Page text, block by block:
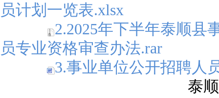
员计划一览表.xlsx
2.2025年下半年泰顺县
员专业资格审查办法.rar
3.事业单位公开招聘人
泰